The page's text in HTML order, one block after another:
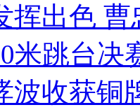
挥出色
米跳台决
波收获铜